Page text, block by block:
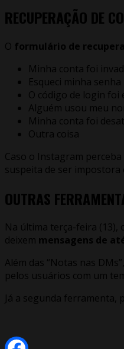
RECUPERAÇÃO DE
O formulário de
Minha conta foi
Esqueci minha senha
O código de login foi
Alguém usou meu
Minha conta foi
Outra coisa
Caso o Instagram
suspeita de ser impostora
OUTRAS
Na última terça-feira (13),
deixem mensagens de
Além das “Notas nas
pelos usuários com um
Já a segunda ferramenta,